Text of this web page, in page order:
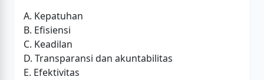
A. Kepatuhan
B. Efisiensi
C. Keadilan
D. Transparansi dan akuntabilitas
E. Efektivitas